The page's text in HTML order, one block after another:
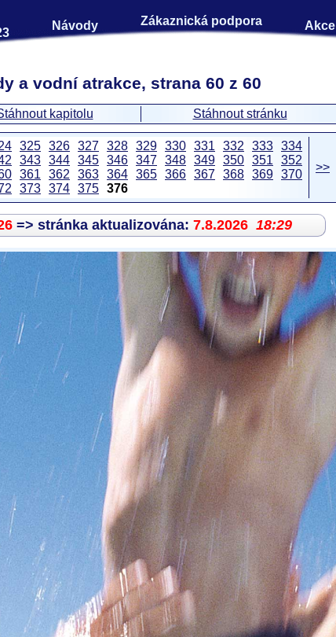
Návody Zákaznická podpora Akce
a vodní atrakce, strana 60 z 60
kapitolu Stáhnout stránku
325 326 327 328 329 330 331 332 333 334
343 344 345 346 347 348 349 350 351
352
361 362 363 364 365 366 367 368 369 370
373 374 375 376
>>
=> stránka aktualizována: 7.8.2026 18:29